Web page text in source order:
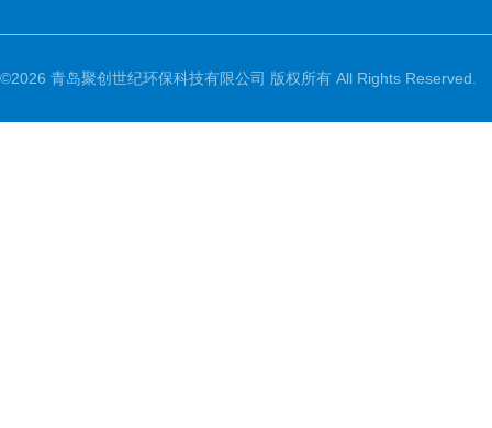
©2026 青岛聚创世纪环保科技有限公司 版权所有 All Rights Reserved.